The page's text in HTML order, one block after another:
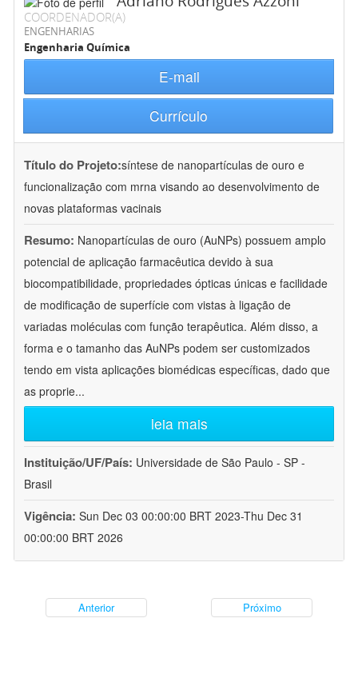
COORDENADOR(A)
ENGENHARIAS
Engenharia Química
E-mail
Currículo
Título do Projeto:síntese de nanopartículas de ouro e
funcionalização com mrna visando ao desenvolvimento de
novas plataformas vacinais
Resumo: Nanopartículas de ouro (AuNPs) possuem amplo
potencial de aplicação farmacêutica devido à sua
biocompatibilidade, propriedades ópticas únicas e facilidade
de modificação de superfície com vistas à ligação de
variadas moléculas com função terapêutica. Além disso, a
forma e o tamanho das AuNPs podem ser customizados
tendo em vista aplicações biomédicas específicas, dado que
as proprie...
leia mais
Instituição/UF/País: Universidade de São Paulo - SP -
Brasil
Vigência: Sun Dec 03 00:00:00 BRT 2023-Thu Dec 31
00:00:00 BRT 2026
Anterior Próximo